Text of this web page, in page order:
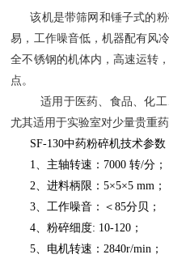
该机是带筛网和锤子式的
易，工作噪音低，机器配有风
全不锈钢的机体内，高速运转
点。
适用于医药、食品、化工
尤其适用于实验室对少量贵重
SF-130中药粉碎机技术参数
1、主轴转速：7000 转/分；
2、进料柄限：5×5×5 mm；
3、工作噪音：＜85分贝；
4、粉碎细度: 10-120；
5、电机转速：2840r/min；